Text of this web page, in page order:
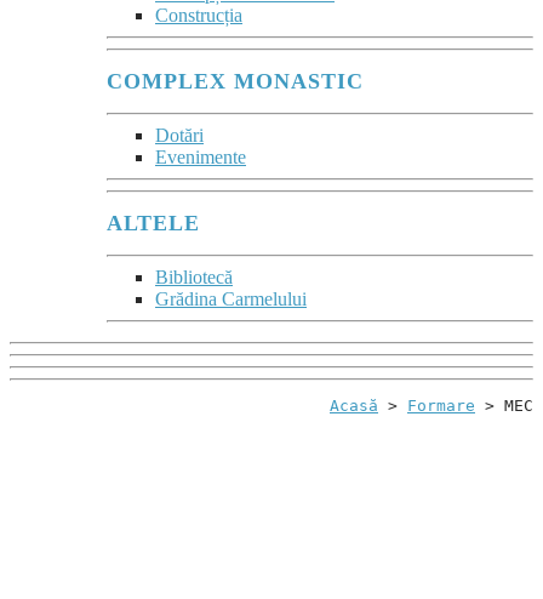
Construcția
COMPLEX MONASTIC
Dotări
Evenimente
ALTELE
Bibliotecă
Grădina Carmelului
Acasă > Formare > MEC